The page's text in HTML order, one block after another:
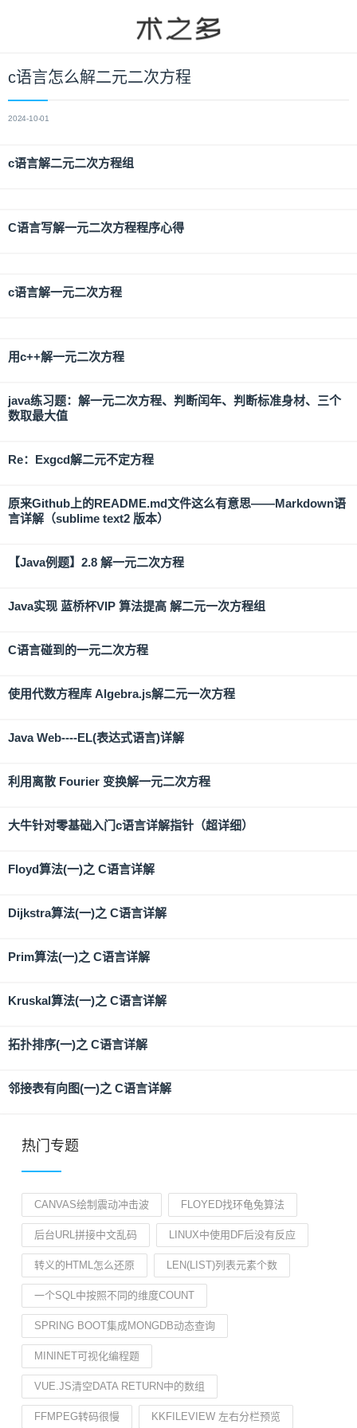
c语言怎么解二元二次方程
2024-10-01
c语言解二元二次方程组
C语言写解一元二次方程程序心得
c语言解一元二次方程
用c++解一元二次方程
java练习题：解一元二次方程、判断闰年、判断标准身材、三个
数取最大值
Re：Exgcd解二元不定方程
原来Github上的README.md文件这么有意思——Markdown语
言详解（sublime text2 版本）
【Java例题】2.8 解一元二次方程
Java实现 蓝桥杯VIP 算法提高 解二元一次方程组
C语言碰到的一元二次方程
使用代数方程库 Algebra.js解二元一次方程
Java Web----EL(表达式语言)详解
利用离散 Fourier 变换解一元二次方程
大牛针对零基础入门c语言详解指针（超详细）
Floyd算法(一)之 C语言详解
Dijkstra算法(一)之 C语言详解
Prim算法(一)之 C语言详解
Kruskal算法(一)之 C语言详解
拓扑排序(一)之 C语言详解
邻接表有向图(一)之 C语言详解
热门专题
CANVAS绘制震动冲击波 FLOYED找环龟兔算法
后台URL拼接中文乱码 LINUX中使用DF后没有反应
转义的HTML怎么还原 LEN(LIST)列表元素个数
一个SQL中按照不同的维度COUNT
SPRING BOOT集成MONGDB动态查询
MININET可视化编程题
VUE.JS清空DATA RETURN中的数组
FFMPEG转码很慢 KKFILEVIEW 左右分栏预览